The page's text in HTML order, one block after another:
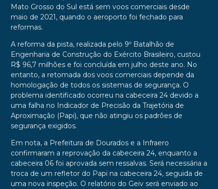
Mato Grosso do Sul está sem voos comerciais desde
maio de 2021, quando o aeroporto foi fechado para
reformas.
A reforma da pista, realizada pelo 9º Batalhão de
Engenharia de Construção do Exército Brasileiro, custou
R$ 96,7 milhões e foi concluída em julho deste ano. No
entanto, a retomada dos voos comerciais depende da
homologação de todos os sistemas de segurança. O
problema identificado ocorreu na cabeceira 24 devido a
uma falha no Indicador de Precisão da Trajetória de
Aproximação (Papi), que não atingiu os padrões de
segurança exigidos.
Em nota, a Prefeitura de Dourados e a Infraero
confirmaram a reprovação da cabeceira 24, enquanto a
cabeceira 06 foi aprovada sem ressalvas. Será necessária a
troca de um refletor do Papi na cabeceira 24, seguida de
uma nova inspeção. O relatório do Geiv será enviado ao